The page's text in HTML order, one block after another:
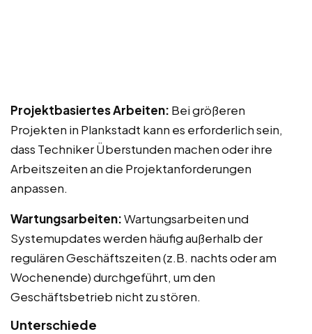
Projektbasiertes Arbeiten: Bei größeren
Projekten in Plankstadt kann es erforderlich sein,
dass Techniker Überstunden machen oder ihre
Arbeitszeiten an die Projektanforderungen
anpassen.
Wartungsarbeiten:Wartungsarbeiten und
Systemupdates werden häufig außerhalb der
regulären Geschäftszeiten (z.B. nachts oder am
Wochenende) durchgeführt, um den
Geschäftsbetrieb nicht zu stören.
Unterschiede